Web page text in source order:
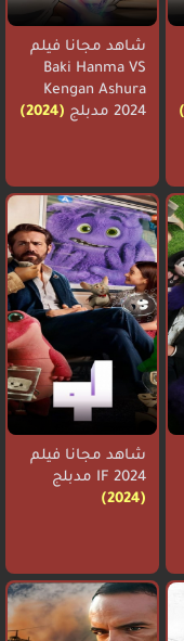
شاهد مجانا فيلم
Baki Hanma VS
Kengan Ashura
2024 مدبلج
(2024)
شاهد مجانا فيلم
IF 2024 مدبلج
(2024)